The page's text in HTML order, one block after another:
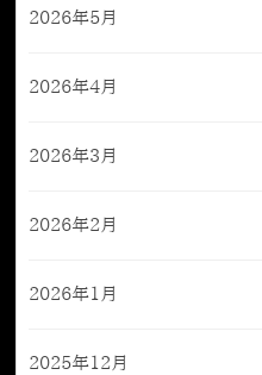
2026年5月
2026年4月
2026年3月
2026年2月
2026年1月
2025年12月